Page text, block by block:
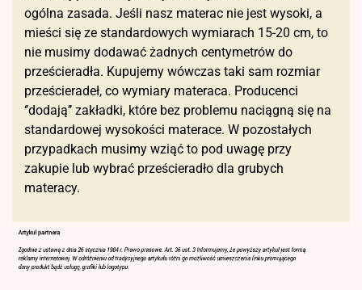
ogólna zasada. Jeśli nasz materac nie jest wysoki, a
mieści się ze standardowych wymiarach 15-20 cm, to
nie musimy dodawać żadnych centymetrów do
prześcieradła. Kupujemy wówczas taki sam rozmiar
prześcieradeł, co wymiary materaca. Producenci
‘’dodają’’ zakładki, które bez problemu naciągną się na
standardowej wysokości materace. W pozostałych
przypadkach musimy wziąć to pod uwagę przy
zakupie lub wybrać prześcieradło dla grubych
materacy.